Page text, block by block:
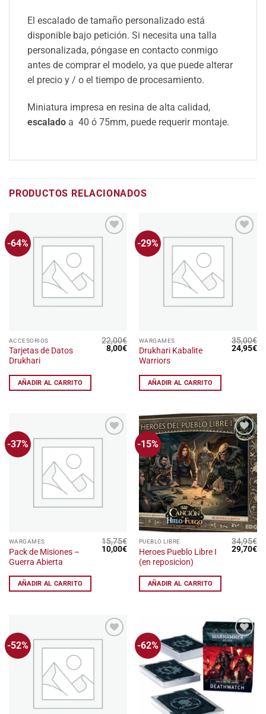
El escalado de tamaño personalizado está
disponible bajo petición. Si necesita una talla
personalizada, póngase en contacto conmigo
antes de comprar el modelo, ya que puede alterar
el precio y / o el tiempo de procesamiento.
Miniatura impresa en resina de alta calidad,
escalado a 40 ó 75mm, puede requerir montaje.
PRODUCTOS RELACIONADOS
-64%
ACCESORIOS
Tarjetas de Datos
Drukhari
22,00€
El
precio
8,00€El
precio
actual
8,00€.
AÑADIR AL CARRITO
-29%
WARGAMES
Drukhari Kabalite
Warriors
35,00€
El
precio
24,95€El
AÑADIR AL CARRITO
-37%
WARGAMES
Pack de Misiones –
Guerra Abierta
15,75€
El
precio
10,00€El
precio
actual
10,00€.
AÑADIR AL CARRITO
-15%
Añadir
a la
lista
de
deseos
PUEBLO LIBRE
Heroes Pueblo Libre I
(en reposicion)
34,95€
El
precio
29,70€El
AÑADIR AL CARRITO
-52% -62%
Añadir
a la
lista
de
deseos